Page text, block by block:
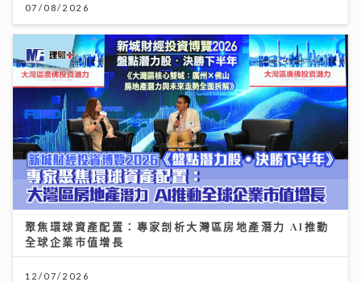
07/08/2026
聚焦環球資產配置：專家剖析大灣區房地產潛力 AI推動
全球企業市值增長
12/07/2026